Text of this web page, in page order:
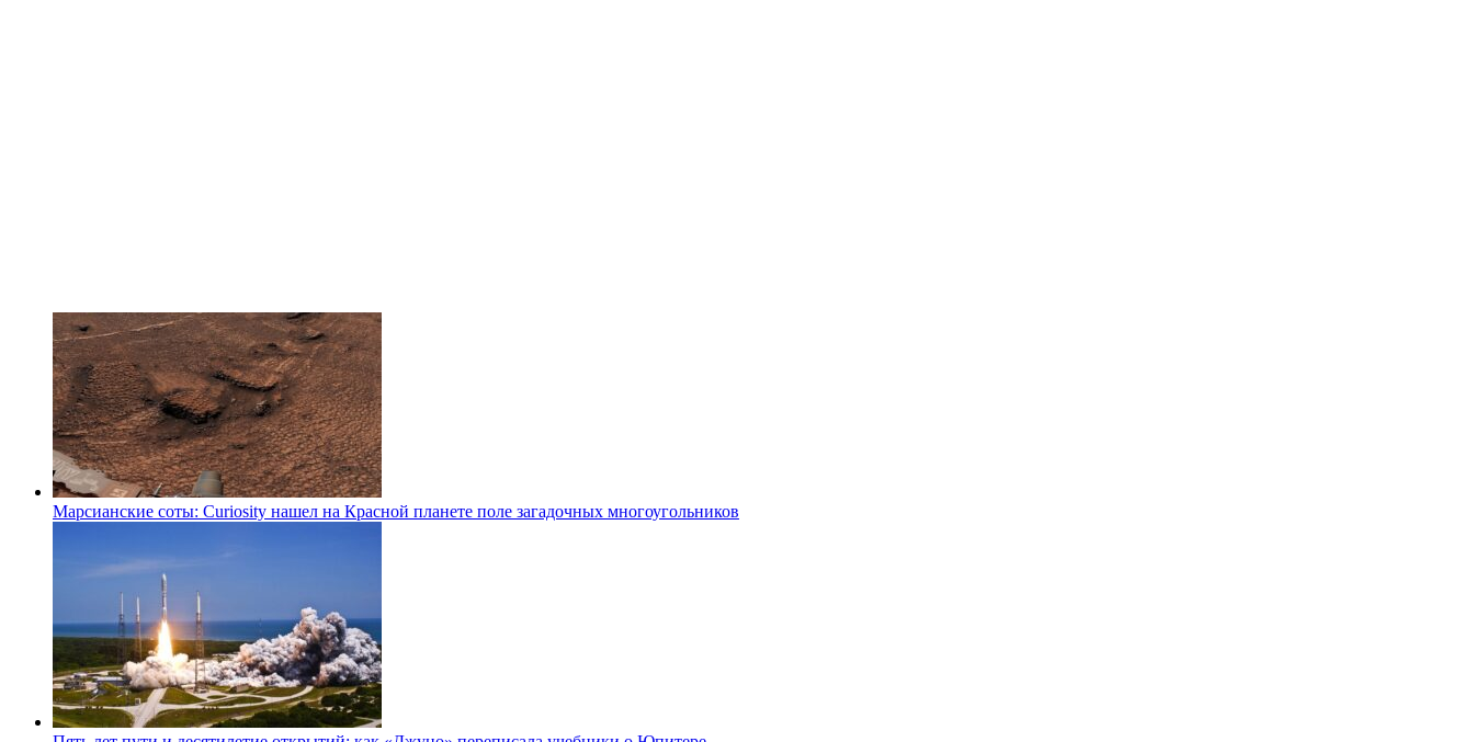
Марсианские соты: Curiosity нашел на Красной планете поле загадочных многоугольников